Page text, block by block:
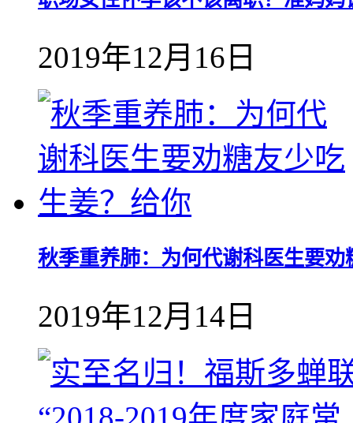
2019年12月16日
秋季重养肺：为何代谢科医生要
2019年12月14日